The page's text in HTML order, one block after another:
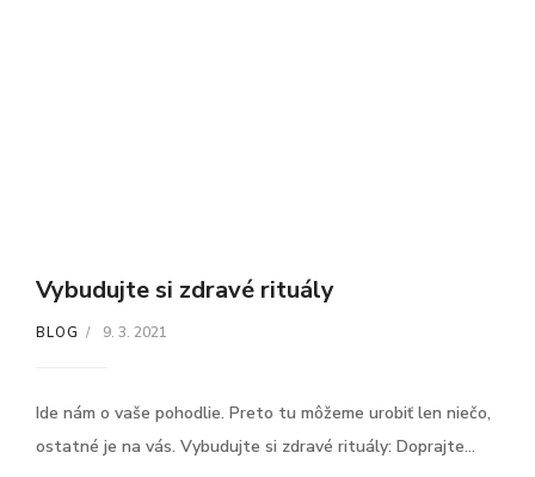
BLOG 9. 3. 2021
Vybudujte si zdravé rituály
Ide nám o vaše pohodlie. Preto tu môžeme urobiť len niečo,
ostatné je na vás. Vybudujte si zdravé rituály: Doprajte...